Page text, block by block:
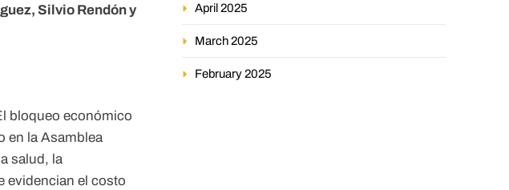
Silvio Rendón y
bloqueo económico
en la Asamblea
salud, la
evidencian el costo
April 2025
March 2025
February 2025